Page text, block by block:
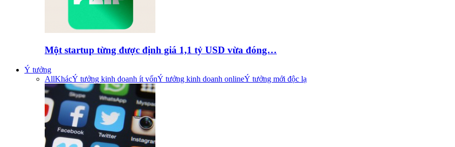
Một startup từng được định giá 1,1 tỷ USD vừa đóng…
Ý tưởng
AllKhácÝ tưởng kinh doanh ít vốnÝ tưởng kinh doanh onlineÝ tưởng mới độc lạ